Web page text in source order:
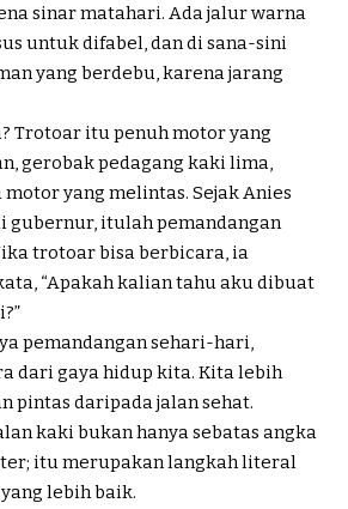
sinar matahari. Ada jalur warna
untuk difabel, dan di sana-sini
yang berdebu, karena jarang
Trotoar itu penuh motor yang
gerobak pedagang kaki lima,
motor yang melintas. Sejak Anies
gubernur, itulah pemandangan
trotoar bisa berbicara, ia
“Apakah kalian tahu aku dibuat
pemandangan sehari-hari,
dari gaya hidup kita. Kita lebih
pintas daripada jalansehat.
kaki bukan hanya sebatas angka
itu merupakan langkah literal
lebih baik.